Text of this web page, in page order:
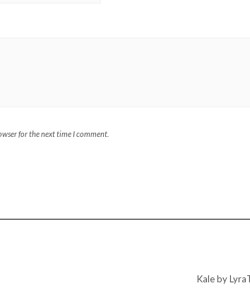
for the next time I comment.
Kaleby